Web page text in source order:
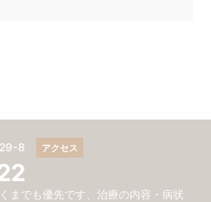
29-8 アクセス
までも優先です、治療の内容・病状